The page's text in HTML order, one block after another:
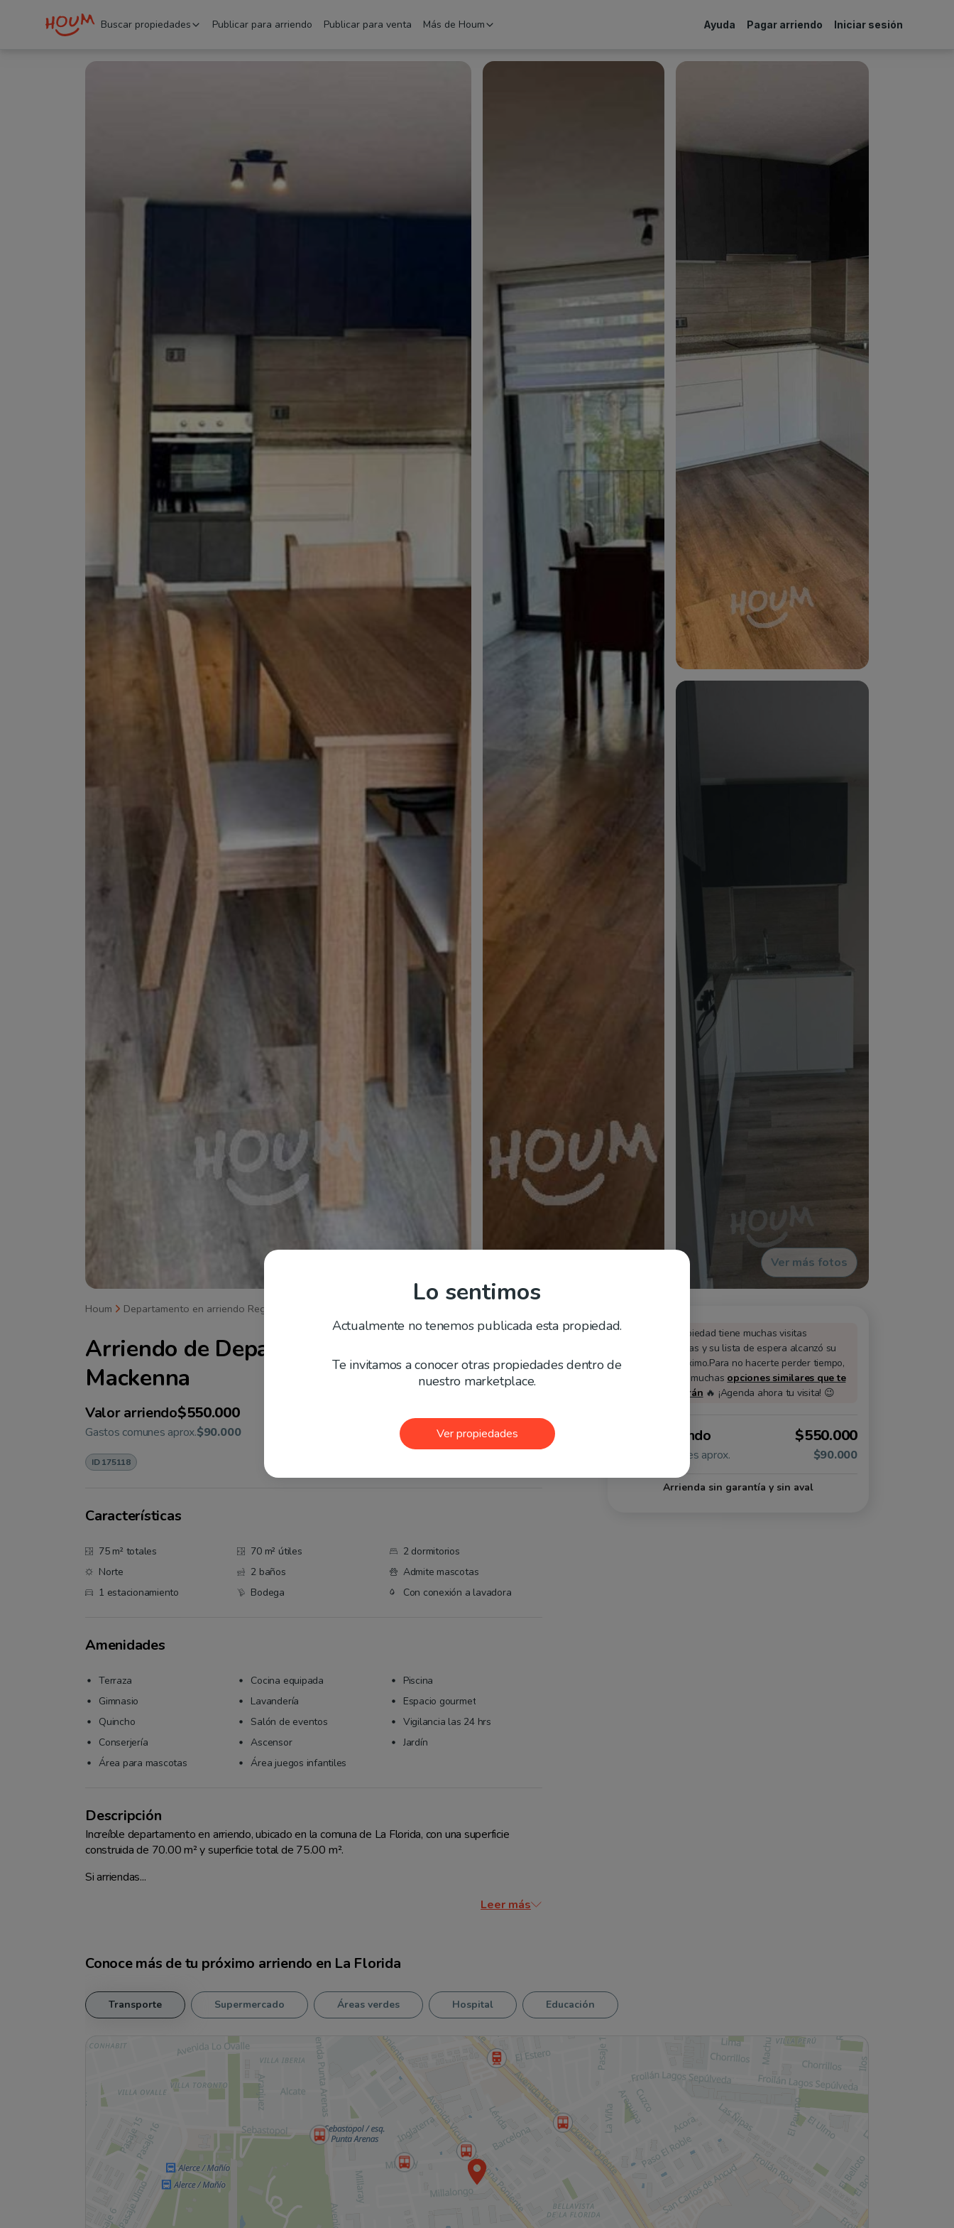
Buscar propiedades Publicar para arriendo Publicar para venta Más de Houm Ayuda Pagar arriendo Iniciar sesión
Ver más fotos
Houm Departamento en arriendo Región Metropolitana
Arriendo de Departamento en Vicuña
Mackenna
Valor arriendo$550.000
Gastos comunes aprox.$90.000
ID 175118
Características
75 m² totales 70 m² útiles
2 dormitorios
Norte
2 baños
Admite mascotas
1 estacionamiento
Bodega Con conexión a lavadora
Amenidades
Terraza Cocina equipada
Piscina
Gimnasio
Lavandería
Espacio gourmet
Quincho
Salón de eventos
Vigilancia las 24 hrs
Conserjería
Ascensor
Jardín
Área para mascotas
Área juegos infantiles
Descripción
Increíble departamento en arriendo, ubicado en la comuna de La Florida, con una superficie
construida de 70.00 m² y superficie total de 75.00 m².
Si arriendas...
Leer más
Esta propiedad tiene muchas visitas
agendadas y su lista de espera alcanzó su
cupo máximo.Para no hacerte perder tiempo,
tenemos muchas opciones similares que te
encantarán 🔥 ¡Agenda ahora tu visita! 😉
Valor arriendo $550.000
Gastos comunes aprox. $90.000
Arrienda sin garantía y sin aval
Conoce más de tu próximo arriendo en La Florida
Transporte Supermercado Áreas verdes Hospital Educación
Lo sentimos
Actualmente no tenemos publicada esta propiedad.
Te invitamos a conocer otras propiedades dentro de
nuestro marketplace.
Ver propiedades